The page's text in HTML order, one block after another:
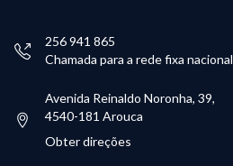
256 941 865
Chamada para a rede fixa nacional
Avenida Reinaldo Noronha, 39,
4540-181 Arouca
Obter direções